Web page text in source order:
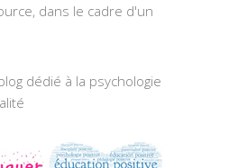
dans le cadre d'un
dédié à la psychologie